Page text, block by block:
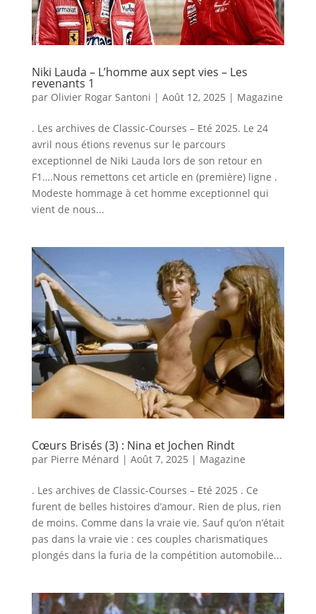
Niki Lauda – L’homme aux sept vies – Les
revenants 1
par Olivier Rogar Santoni | Août 12, 2025 | Magazine
. Les archives de Classic-Courses – Eté 2025. Le 24
avril nous étions revenus sur le parcours
exceptionnel de Niki Lauda lors de son retour en
F1….Nous remettons cet article en (première) ligne .
Modeste hommage à cet homme exceptionnel qui
vient de nous...
Cœurs Brisés (3) : Nina et Jochen Rindt
par Pierre Ménard | Août 7, 2025 | Magazine
. Les archives de Classic-Courses – Eté 2025 . Ce
furent de belles histoires d’amour. Rien de plus, rien
de moins. Comme dans la vraie vie. Sauf qu’on n’était
pas dans la vraie vie : ces couples charismatiques
plongés dans la furia de la compétition automobile...